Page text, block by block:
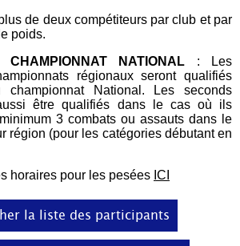
de deux compétiteurs par club et par
poids.
CHAMPIONNAT NATIONAL : Les
régionaux seront qualifiés
championnat National. Les seconds
être qualifiés dans le cas où ils
3 combats ou assauts dans le
région (pour les catégories débutant en
horaires pour les pesées ICI
la liste des participants